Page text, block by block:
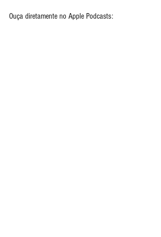
Ouça diretamente no Apple Podcasts: